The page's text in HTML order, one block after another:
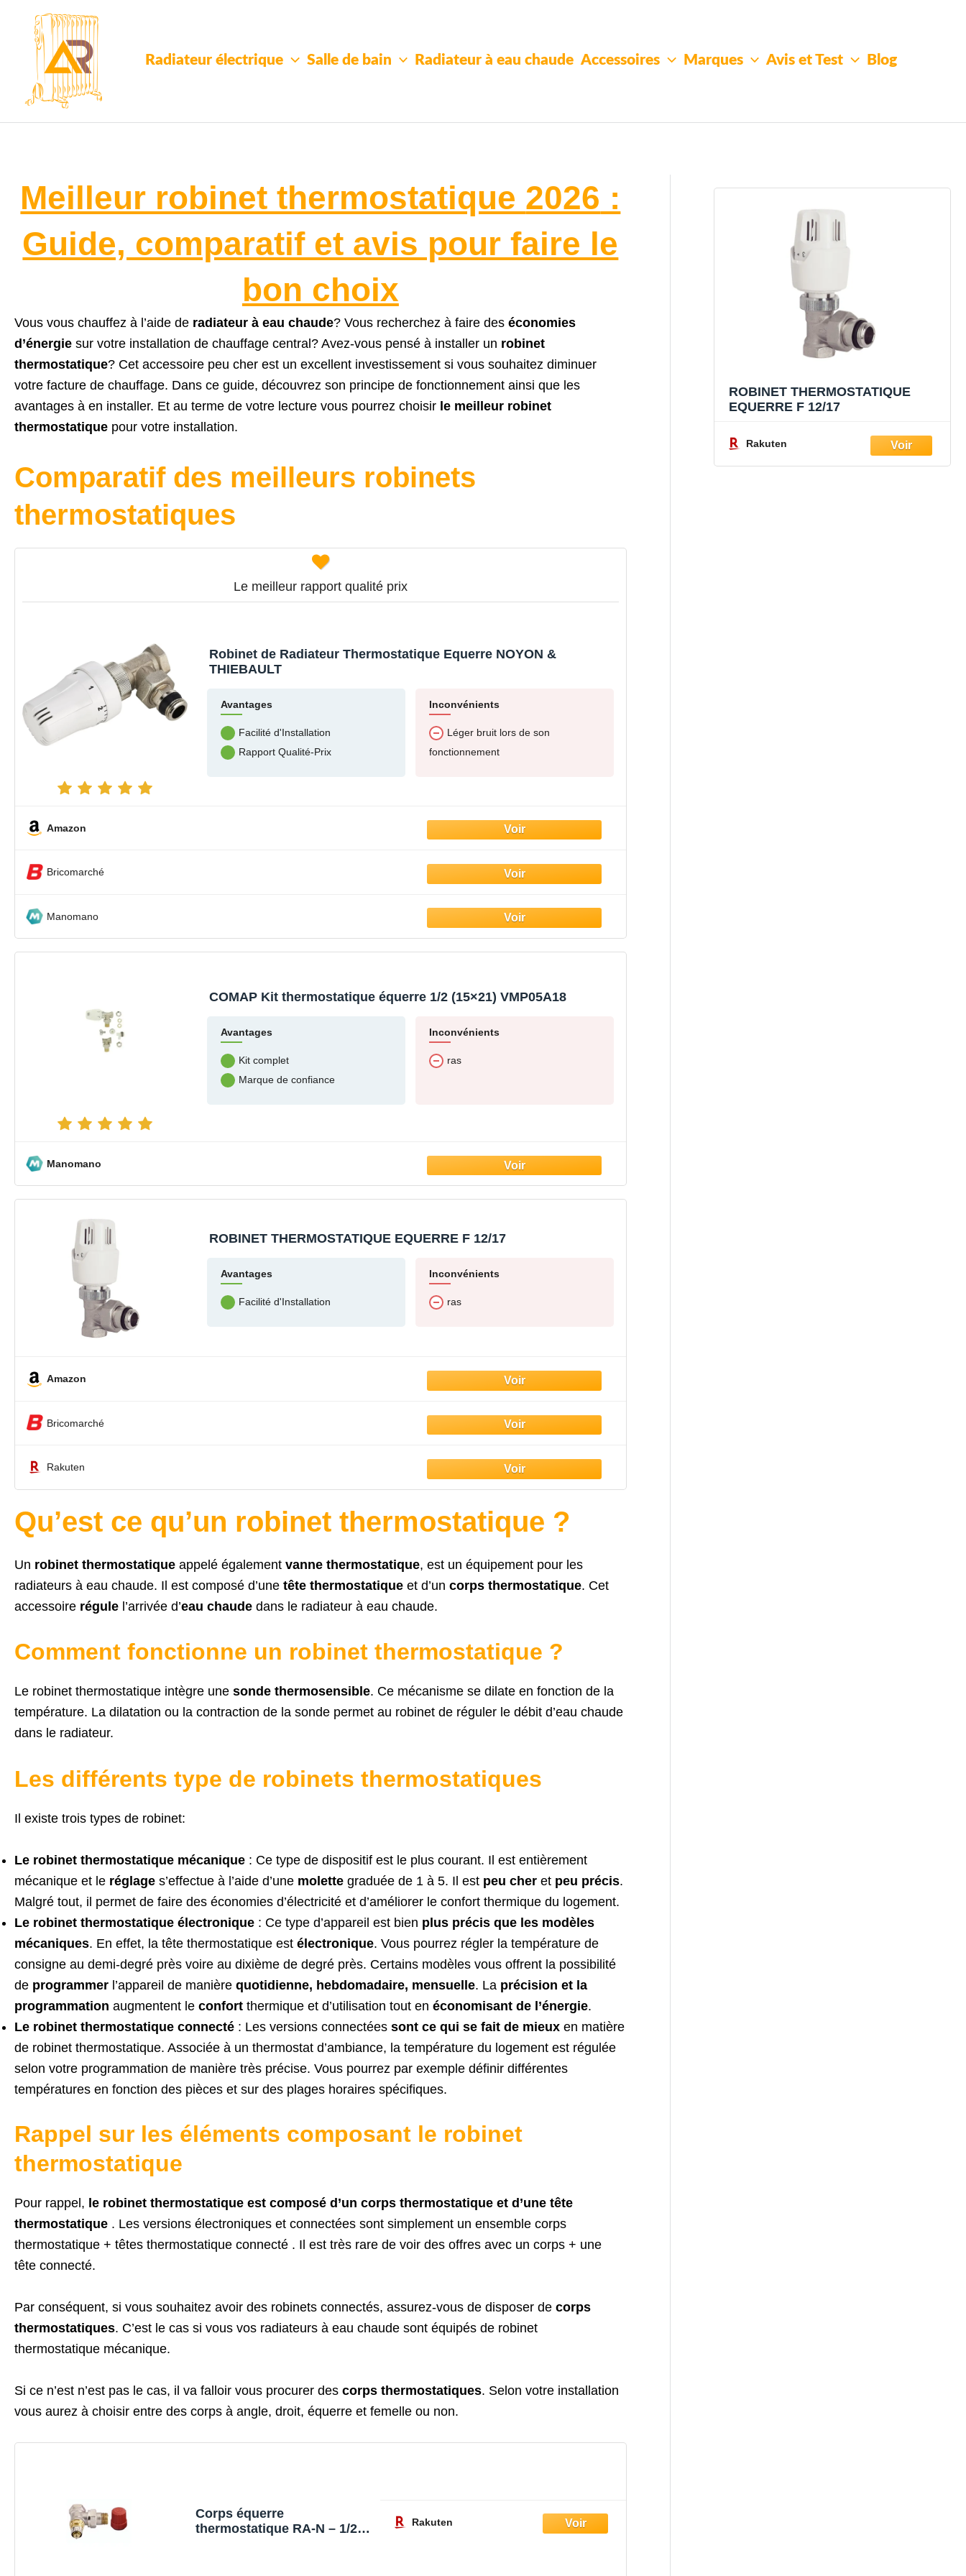
contenu
Radiateur électrique Salle de bain Radiateur à eau chaude Accessoires Marques Avis et Test Blog
Meilleur robinet thermostatique 2026 :
Guide, comparatif et avis pour faire le
bon choix
Vous vous chauffez à l’aide de radiateur à eau chaude? Vous recherchez à faire des économies
d’énergie sur votre installation de chauffage central? Avez-vous pensé à installer un robinet
thermostatique? Cet accessoire peu cher est un excellent investissement si vous souhaitez diminuer
votre facture de chauffage. Dans ce guide, découvrez son principe de fonctionnement ainsi que les
avantages à en installer. Et au terme de votre lecture vous pourrez choisir le meilleur robinet
thermostatique pour votre installation.
Comparatif des meilleurs robinets
thermostatiques
Le meilleur rapport qualité prix
Robinet de Radiateur Thermostatique Equerre NOYON &
THIEBAULT
Avantages
Facilité d'Installation
Rapport Qualité-Prix
Inconvénients
Léger bruit lors de son
fonctionnement
Amazon
Bricomarché
Manomano
COMAP Kit thermostatique équerre 1/2 (15×21) VMP05A18
Avantages
Kit complet
Marque de confiance
Inconvénients
ras
Manomano
ROBINET THERMOSTATIQUE EQUERRE F 12/17
Avantages
Facilité d'Installation
Inconvénients
ras
Amazon
Bricomarché
Rakuten
Qu’est ce qu’un robinet thermostatique ?
Un robinet thermostatique appelé également vanne thermostatique, est un équipement pour les
radiateurs à eau chaude. Il est composé d’une tête thermostatique et d’un corps thermostatique. Cet
accessoire régule l’arrivée d’eau chaude dans le radiateur à eau chaude.
Comment fonctionne un robinet thermostatique ?
Le robinet thermostatique intègre une sonde thermosensible. Ce mécanisme se dilate en fonction de la
température. La dilatation ou la contraction de la sonde permet au robinet de réguler le débit d’eau chaude
dans le radiateur.
Les différents type de robinets thermostatiques
Il existe trois types de robinet:
Le robinet thermostatique mécanique : Ce type de dispositif est le plus courant. Il est entièrement
mécanique et le réglage s’effectue à l’aide d’une molette graduée de 1 à 5. Il est peu cher et peu précis.
Malgré tout, il permet de faire des économies d’électricité et d’améliorer le confort thermique du logement.
Le robinet thermostatique électronique : Ce type d’appareil est bien plus précis que les modèles
mécaniques. En effet, la tête thermostatique est électronique. Vous pourrez régler la température de
consigne au demi-degré près voire au dixième de degré près. Certains modèles vous offrent la possibilité
de programmer l’appareil de manière quotidienne, hebdomadaire, mensuelle. La précision et la
programmation augmentent le confort thermique et d’utilisation tout en économisant de l’énergie.
Le robinet thermostatique connecté : Les versions connectées sont ce qui se fait de mieux en matière
de robinet thermostatique. Associée à un thermostat d’ambiance, la température du logement est régulée
selon votre programmation de manière très précise. Vous pourrez par exemple définir différentes
températures en fonction des pièces et sur des plages horaires spécifiques.
Rappel sur les éléments composant le robinet
thermostatique
Pour rappel, le robinet thermostatique est composé d’un corps thermostatique et d’une tête
thermostatique . Les versions électroniques et connectées sont simplement un ensemble corps
thermostatique + têtes thermostatique connecté . Il est très rare de voir des offres avec un corps + une
tête connecté.
Par conséquent, si vous souhaitez avoir des robinets connectés, assurez-vous de disposer de corps
thermostatiques. C’est le cas si vous vos radiateurs à eau chaude sont équipés de robinet
thermostatique mécanique.
Si ce n’est n’est pas le cas, il va falloir vous procurer des corps thermostatiques. Selon votre installation
vous aurez à choisir entre des corps à angle, droit, équerre et femelle ou non.
Corps équerre
thermostatique RA-N – 1/2",
Rakuten
ROBINET THERMOSTATIQUE
EQUERRE F 12/17
Rakuten